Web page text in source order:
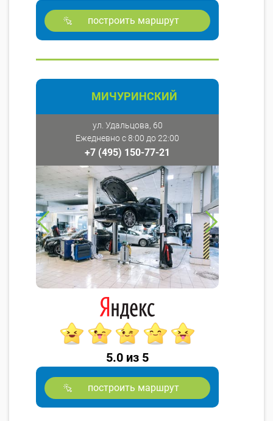
построить маршрут
МИЧУРИНСКИЙ
ул. Удальцова, 60
Ежедневно с 8:00 до 22:00
+7 (495) 150-77-21
5.0 из 5
построить маршрут